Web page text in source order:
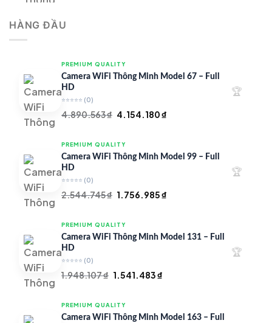
HÀNG ĐẦU
PREMIUM QUALITY
Camera WiFi Thông Minh Model 67 – Full
HD
⭐⭐⭐⭐⭐ (0)
4.890.563₫ Giá
là:
4.890.563 ₫.
4.154.180₫
là:
🏆
PREMIUM QUALITY
Camera WiFi Thông Minh Model 99 – Full
HD
⭐⭐⭐⭐⭐ (0)
2.544.745₫ Giá
là:
2.544.745 ₫.
1.756.985₫
là:
🏆
PREMIUM QUALITY
Camera WiFi Thông Minh Model 131 – Full
HD
⭐⭐⭐⭐⭐ (0)
1.948.107₫ Giá
là:
1.948.107 ₫.
1.541.483₫
là:
🏆
PREMIUM QUALITY
Camera WiFi Thông Minh Model 163 – Full